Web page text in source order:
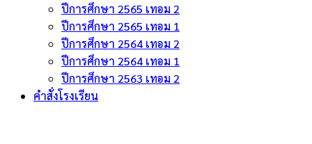
ปีการศึกษา 2565 เทอม 2
ปีการศึกษา 2565 เทอม 1
ปีการศึกษา 2564 เทอม 2
ปีการศึกษา 2564 เทอม 1
ปีการศึกษา 2563 เทอม 2
คำสั่งโรงเรียน